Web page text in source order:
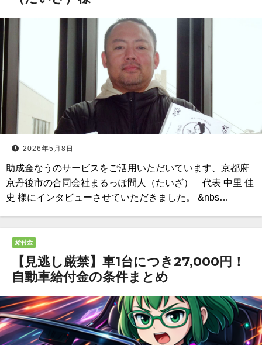
2026年5月8日
助成金なうのサービスをご活用いただいています、京都府
京丹後市の合同会社まるっぽ間人（たいざ） 代表 中里 佳
史 様にインタビューさせていただきました。 &nbs…
給付金
【見逃し厳禁】車1台につき27,000円！
自動車給付金の条件まとめ